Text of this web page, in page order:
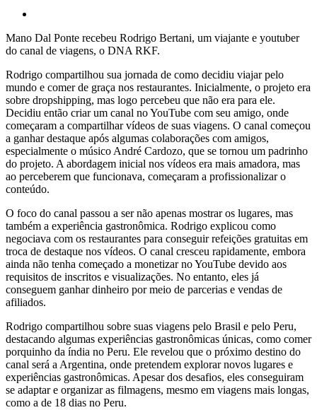
Mano Dal Ponte recebeu Rodrigo Bertani, um viajante e youtuber
do canal de viagens, o DNA RKF.
Rodrigo compartilhou sua jornada de como decidiu viajar pelo
mundo e comer de graça nos restaurantes. Inicialmente, o projeto era
sobre dropshipping, mas logo percebeu que não era para ele.
Decidiu então criar um canal no YouTube com seu amigo, onde
começaram a compartilhar vídeos de suas viagens. O canal começou
a ganhar destaque após algumas colaborações com amigos,
especialmente o músico André Cardozo, que se tornou um padrinho
do projeto. A abordagem inicial nos vídeos era mais amadora, mas
ao perceberem que funcionava, começaram a profissionalizar o
conteúdo.
O foco do canal passou a ser não apenas mostrar os lugares, mas
também a experiência gastronômica. Rodrigo explicou como
negociava com os restaurantes para conseguir refeições gratuitas em
troca de destaque nos vídeos. O canal cresceu rapidamente, embora
ainda não tenha começado a monetizar no YouTube devido aos
requisitos de inscritos e visualizações. No entanto, eles já
conseguem ganhar dinheiro por meio de parcerias e vendas de
afiliados.
Rodrigo compartilhou sobre suas viagens pelo Brasil e pelo Peru,
destacando algumas experiências gastronômicas únicas, como comer
porquinho da índia no Peru. Ele revelou que o próximo destino do
canal será a Argentina, onde pretendem explorar novos lugares e
experiências gastronômicas. Apesar dos desafios, eles conseguiram
se adaptar e organizar as filmagens, mesmo em viagens mais longas,
como a de 18 dias no Peru.